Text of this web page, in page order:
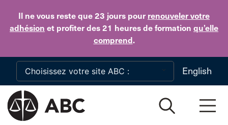
Il ne vous reste que 23 jours pour renouveler votre
adhésion et profiter des 21 heures de formation qu’elle
comprend.
Skip to main content
English